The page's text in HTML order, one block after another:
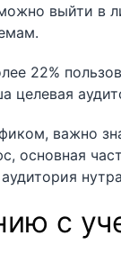
выйти в
22%
целевая
важно
основная
с